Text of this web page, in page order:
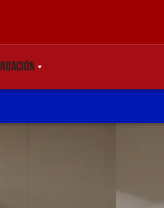
LABEL.SHARE.CARETDOWN